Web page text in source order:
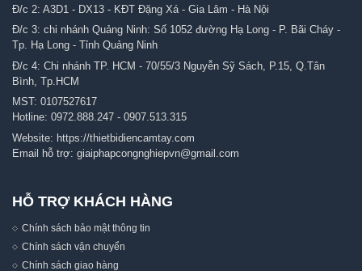
Đ/c 2: A3D1 - DX13 - KĐT Đặng Xá - Gia Lâm - Hà Nội
Đ/c 3: chi nhánh Quảng Ninh: Số 1052 đường Hạ Long - P. Bãi Cháy -
Tp. Hạ Long - Tỉnh Quảng Ninh
Đ/c 4: Chi nhánh TP. HCM - 70/55/3 Nguyễn Sỹ Sách, P.15, Q.Tân
Bình, Tp.HCM
MST: 0107527617
Hotline: 0972.888.247 - 0907.513.315
Website: https://thietbidiencamtay.com
Email hỗ trợ: giaiphapcongnghiepvn@gmail.com
HỖ TRỢ KHÁCH HÀNG
Chính sách bảo mật thông tin
Chính sách vận chuyển
Chính sách giao hàng